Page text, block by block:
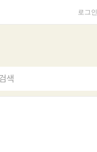
로그인
색